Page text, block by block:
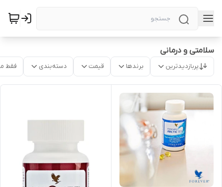
سلامتی و درمانی
پربازدیدترین برندها قیمت دسته‌بندی فقط